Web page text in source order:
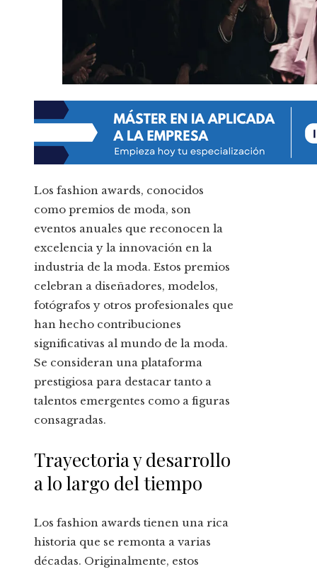
Los fashion awards, conocidos
como premios de moda, son
eventos anuales que reconocen la
excelencia y la innovación en la
industria de la moda. Estos premios
celebran a diseñadores, modelos,
fotógrafos y otros profesionales que
han hecho contribuciones
significativas al mundo de la moda.
Se consideran una plataforma
prestigiosa para destacar tanto a
talentos emergentes como a figuras
consagradas.
Trayectoria y desarrollo
a lo largo del tiempo
Los fashion awards tienen una rica
historia que se remonta a varias
décadas. Originalmente, estos